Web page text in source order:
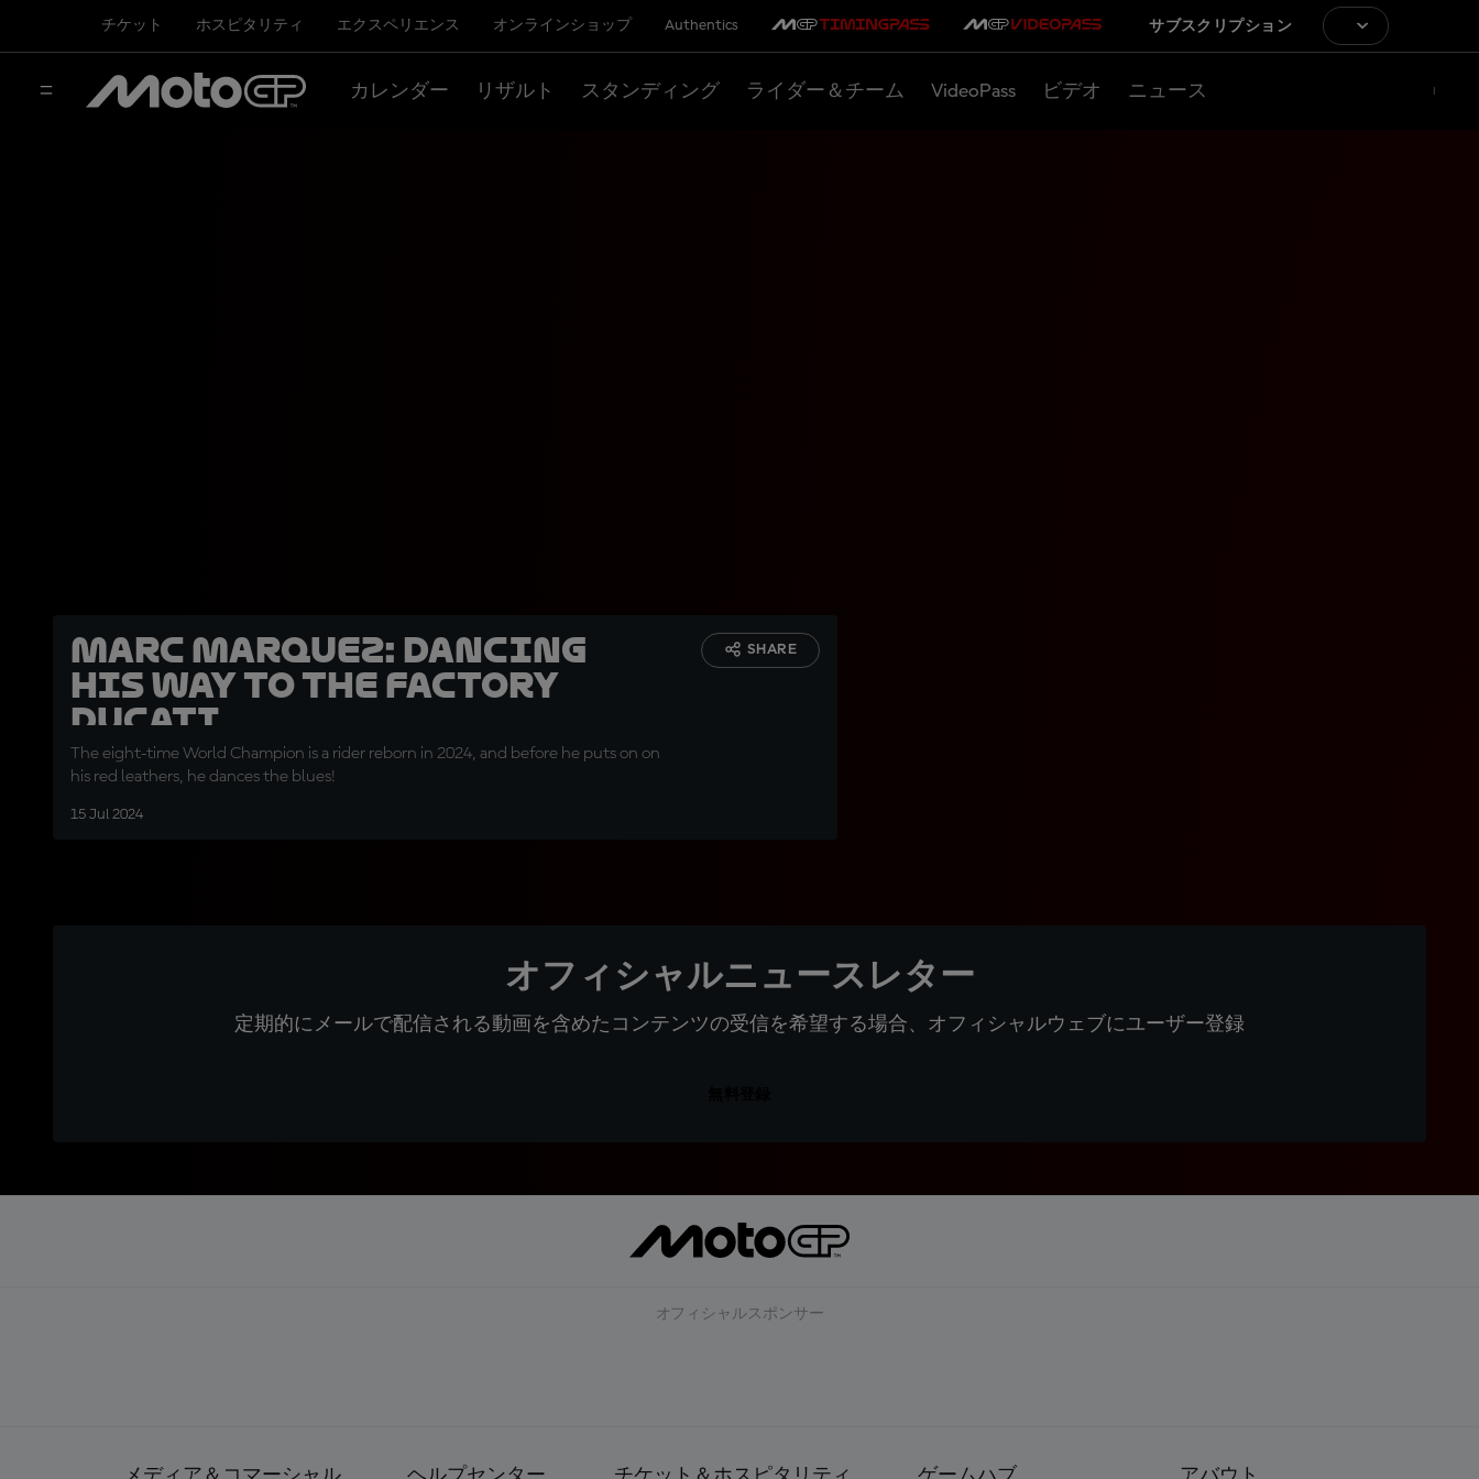
チケット ホスピタリティ エクスペリエンス オンラインショップ Authentics サブスクリプション
カレンダー リザルト スタンディング ライダー＆チーム VideoPass ビデオ ニュース
Marc Marquez: Dancing
his way to the factory
Ducati
The eight-time World Champion is a rider reborn in 2024, and before he puts on on
his red leathers, he dances the blues!
15 Jul 2024
SHARE
オフィシャルニュースレター
定期的にメールで配信される動画を含めたコンテンツの受信を希望する場合、オフィシャルウェブにユーザー登録
オフィシャルスポンサー